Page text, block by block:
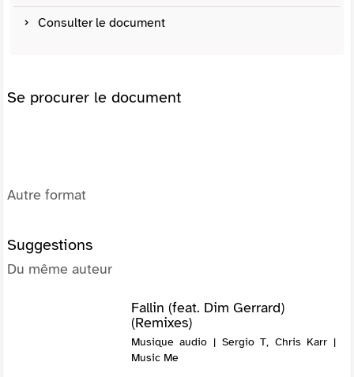
Consulter le document
Se procurer le document
Autre format
Suggestions
Du même auteur
Fallin (feat. Dim Gerrard)
(Remixes)
Musique audio | Sergio T, Chris Karr |
Music Me